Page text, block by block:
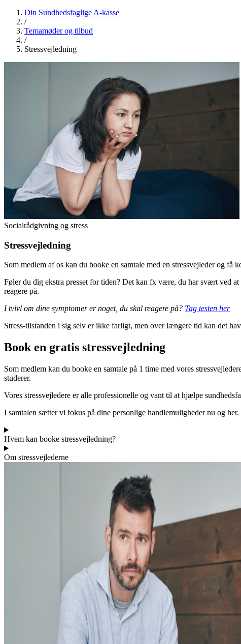
Din Sundhedsfaglige A-kasse
/
Temamøder og tilbud
/
Stressvejledning
Socialrådgivning og stress
Stressvejledning
Som medlem af os kan du booke en samtale med en stressvejleder og
Føler du dig ekstra presset for tiden? Det kan fx være, du har svært ved
reagere på.
I tvivl om dine symptomer er noget, du skal reagere på? Tag testen her
Stress-tilstanden i sig selv er ikke farligt, men over længere tid kan det
Book en gratis stressvejledning
Som medlem kan du booke en samtale på 1 time med vores
studerer.
Vores stressvejledere er alle professionelle og vant til at hjælpe
I samtalen sætter vi fokus på dine personlige handlemuligheder nu og
Hvem kan booke stressvejledning?
Om stressvejlederne